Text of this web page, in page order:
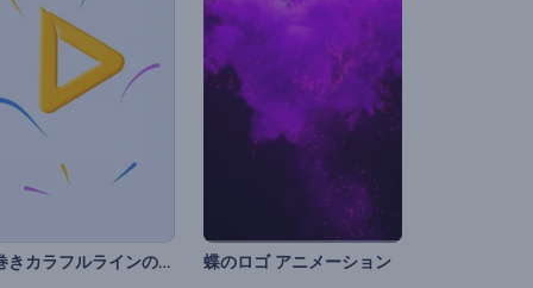
渦巻きカラフルラインのイントロ 蝶のロゴ アニメーション